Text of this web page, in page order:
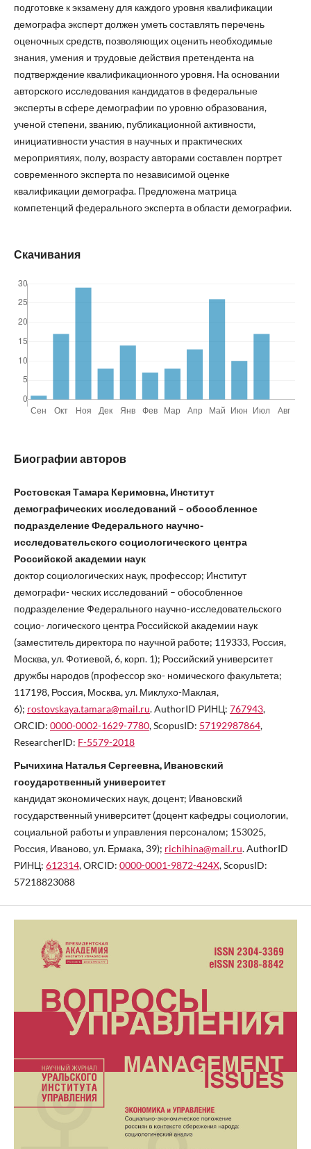
подготовке к экзамену для каждого уровня квалификации
демографа эксперт должен уметь составлять перечень
оценочных средств, позволяющих оценить необходимые
знания, умения и трудовые действия претендента на
подтверждение квалификационного уровня. На основании
авторского исследования кандидатов в федеральные
эксперты в сфере демографии по уровню образования,
ученой степени, званию, публикационной активности,
инициативности участия в научных и практических
мероприятиях, полу, возрасту авторами составлен портрет
современного эксперта по независимой оценке
квалификации демографа. Предложена матрица
компетенций федерального эксперта в области демографии.
Скачивания
Биографии авторов
Ростовская Тамара Керимовна, Институт
демографических исследований – обособленное
подразделение Федерального научно-
исследовательского социологического центра
Российской академии наук
доктор социологических наук, профессор; Институт
демографи- ческих исследований – обособленное
подразделение Федерального научно-исследовательского
социо- логического центра Российской академии наук
(заместитель директора по научной работе; 119333, Россия,
Москва, ул. Фотиевой, 6, корп. 1); Российский университет
дружбы народов (профессор эко- номического факультета;
117198, Россия, Москва, ул. Миклухо-Маклая,
6); rostovskaya.tamara@mail.ru. AuthorID РИНЦ: 767943,
ORCID: 0000-0002-1629-7780, ScopusID: 57192987864,
ResearcherID: F-5579-2018
Рычихина Наталья Сергеевна, Ивановский
государственный университет
кандидат экономических наук, доцент; Ивановский
государственный университет (доцент кафедры социологии,
социальной работы и управления персоналом; 153025,
Россия, Иваново, ул. Ермака, 39); richihina@mail.ru. AuthorID
РИНЦ: 612314, ORCID: 0000-0001-9872-424X, ScopusID:
57218823088